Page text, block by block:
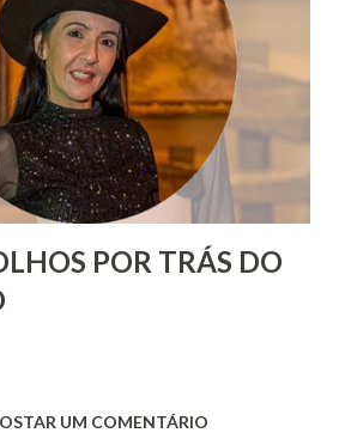
POR TRÁS DO
UM COMENTÁRIO